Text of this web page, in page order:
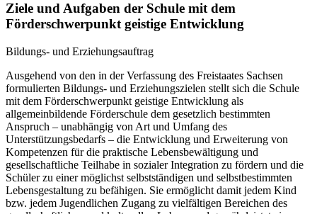
Ziele und Aufgaben der Schule mit dem
Förderschwerpunkt geistige Entwicklung
Bildungs- und Erziehungsauftrag
Ausgehend von den in der Verfassung des Freistaates Sachsen
formulierten Bildungs- und Erziehungszielen stellt sich die Schule
mit dem Förderschwerpunkt geistige Entwicklung als
allgemeinbildende Förderschule dem gesetzlich bestimmten
Anspruch – unabhängig von Art und Umfang des
Unterstützungsbedarfs – die Entwicklung und Erweiterung von
Kompetenzen für die praktische Lebensbewältigung und
gesellschaftliche Teilhabe in sozialer Integration zu fördern und die
Schüler zu einer möglichst selbstständigen und selbstbestimmten
Lebensgestaltung zu befähigen. Sie ermöglicht damit jedem Kind
bzw. jedem Jugendlichen Zugang zu vielfältigen Bereichen des